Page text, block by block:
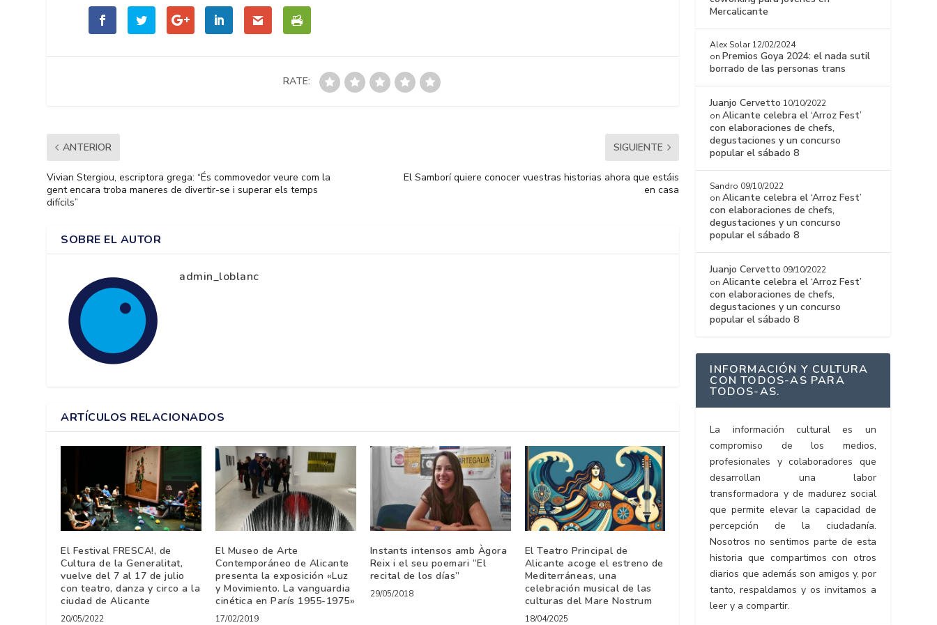
RATE:
ANTERIOR
Vivian Stergiou, escriptora grega: “És commovedor veure com la
gent encara troba maneres de divertir-se i superar els temps
difícils”
SIGUIENTE
El Samborí quiere conocer vuestras historias ahora que estáis
en casa
SOBRE EL AUTOR
admin_loblanc
ARTÍCULOS RELACIONADOS
El Festival FRESCA!, de
Cultura de la Generalitat,
vuelve del 7 al 17 de julio
con teatro, danza y circo a la
ciudad de Alicante
20/05/2022
El Museo de Arte
Contemporáneo de Alicante
presenta la exposición «Luz
y Movimiento. La vanguardia
cinética en París 1955-1975»
17/02/2019
Instants intensos amb Àgora
Reix i el seu poemari “El
recital de los días”
29/05/2018
El Teatro Principal de
Alicante acoge el estreno de
Mediterráneas, una
celebración musical de las
culturas del Mare Nostrum
18/04/2025
Mercalicante
Alex Solar 12/02/2024
on Premios Goya 2024: el nada sutil
borrado de las personas trans
Juanjo Cervetto 10/10/2022
onAlicante celebra el ‘Arroz Fest’
con elaboraciones de chefs,
degustaciones y un concurso
popular el sábado 8
Sandro 09/10/2022
onAlicante celebra el ‘Arroz Fest’
con elaboraciones de chefs,
degustaciones y un concurso
popular el sábado 8
Juanjo Cervetto 09/10/2022
onAlicante celebra el ‘Arroz Fest’
con elaboraciones de chefs,
degustaciones y un concurso
popular el sábado 8
INFORMACIÓN Y CULTURA
CON TODOS-AS PARA
TODOS-AS.
La información cultural es un
compromiso de los medios,
profesionales y colaboradores que
desarrollan una labor
transformadora y de madurez social
que permite elevar la capacidad de
percepción de la ciudadanía.
Nosotros no sentimos parte de esta
historia que compartimos con otros
diarios que además son amigos y, por
tanto, respaldamos y os invitamos a
leer y a compartir.